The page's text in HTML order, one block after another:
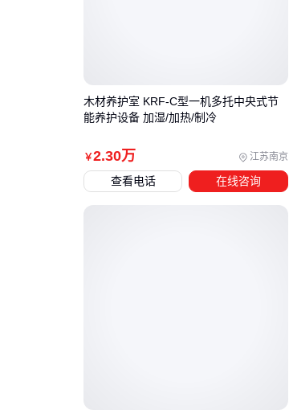
￥2.30万 江苏南京
木材养护室 KRF-C型一机多托中央式节
能养护设备 加湿/加热/制冷
查看电话 在线咨询